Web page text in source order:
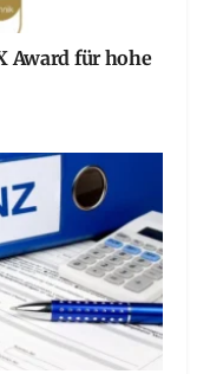
Award für hohe